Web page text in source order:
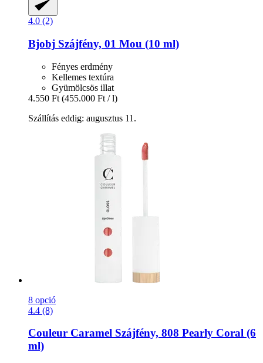
4.0 (2)
Bjobj Szájfény, 01 Mou (10 ml)
Fényes erdmény
Kellemes textúra
Gyümölcsös illat
4.550 Ft (455.000 Ft / l)
Szállítás eddig: augusztus 11.
8 opció
4.4 (8)
Couleur Caramel Szájfény, 808 Pearly Coral (6
ml)